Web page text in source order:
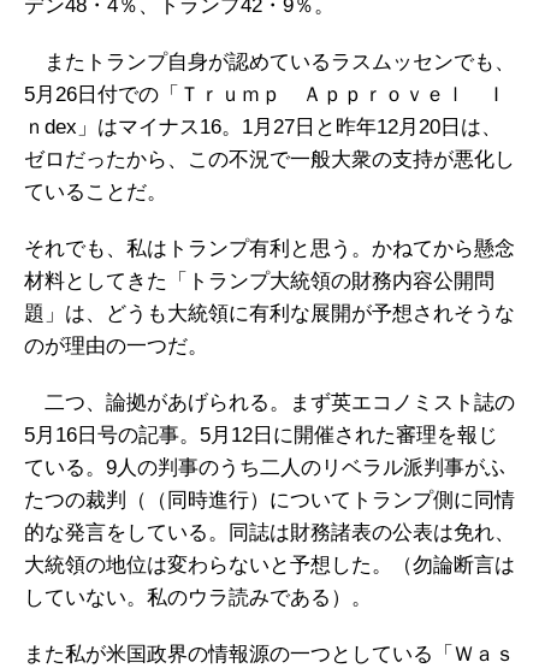
デン48・4％、トランプ42・9％。
またトランプ自身が認めているラスムッセンでも、
5月26日付での「Ｔｒｕｍｐ Ａｐｐｒｏｖｅｌ Ｉ
ｎdex」はマイナス16。1月27日と昨年12月20日は、
ゼロだったから、この不況で一般大衆の支持が悪化し
ていることだ。
それでも、私はトランプ有利と思う。かねてから懸念
材料としてきた「トランプ大統領の財務内容公開問
題」は、どうも大統領に有利な展開が予想されそうな
のが理由の一つだ。
二つ、論拠があげられる。まず英エコノミスト誌の
5月16日号の記事。5月12日に開催された審理を報じ
ている。9人の判事のうち二人のリベラル派判事がふ
たつの裁判（（同時進行）についてトランプ側に同情
的な発言をしている。同誌は財務諸表の公表は免れ、
大統領の地位は変わらないと予想した。（勿論断言は
していない。私のウラ読みである）。
また私が米国政界の情報源の一つとしている「Ｗａｓ